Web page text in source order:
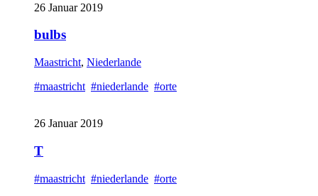
26 Januar 2019
bulbs
Maastricht, Niederlande
#maastricht #niederlande #orte
26 Januar 2019
T
#maastricht #niederlande #orte